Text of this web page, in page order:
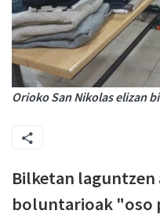
Orioko San Nikolas elizan
Bilketan
boluntarioak "oso